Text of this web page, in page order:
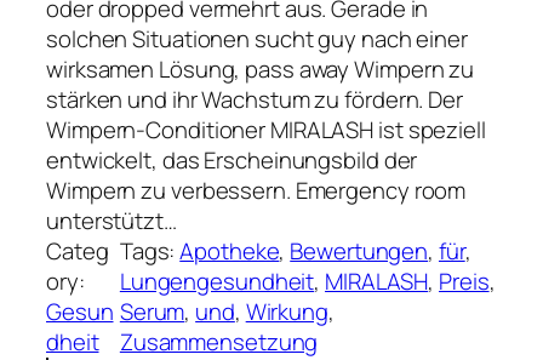
oder dropped vermehrt aus. Gerade in
solchen Situationen sucht guy nach einer
wirksamen Lösung, pass away Wimpern zu
stärken und ihr Wachstum zu fördern. Der
Wimpern-Conditioner MIRALASH ist speziell
entwickelt, das Erscheinungsbild der
Wimpern zu verbessern. Emergency room
unterstützt…
Categ
ory:
Gesun
dheit
Tags:Apotheke, Bewertungen, für
Lungengesundheit, MIRALASH, Preis
Serum, und, Wirkung
Zusammensetzung